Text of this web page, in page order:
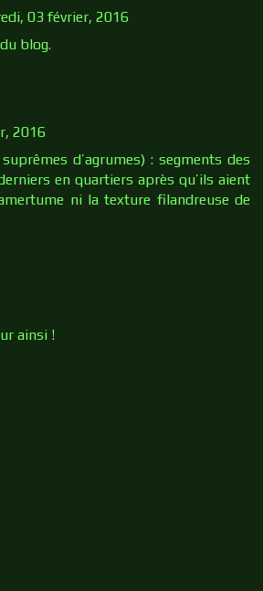
03 février, 2016
blog.
2016
d’agrumes) : segments des
en quartiers après qu’ils aient
ni la texture filandreuse de
ainsi !